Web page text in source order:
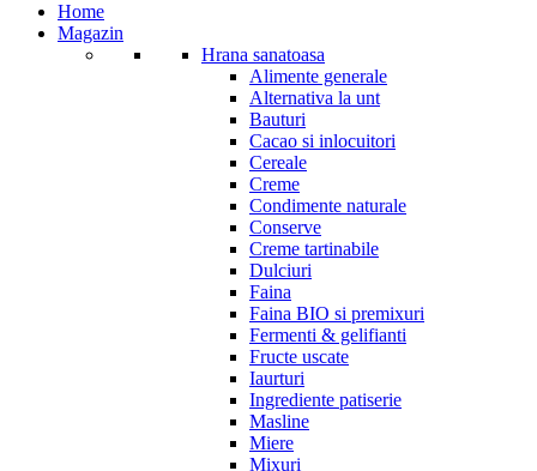
Home
Magazin
Hrana sanatoasa
Alimente generale
Alternativa la unt
Bauturi
Cacao si inlocuitori
Cereale
Creme
Condimente naturale
Conserve
Creme tartinabile
Dulciuri
Faina
Faina BIO si premixuri
Fermenti & gelifianti
Fructe uscate
Iaurturi
Ingrediente patiserie
Masline
Miere
Mixuri